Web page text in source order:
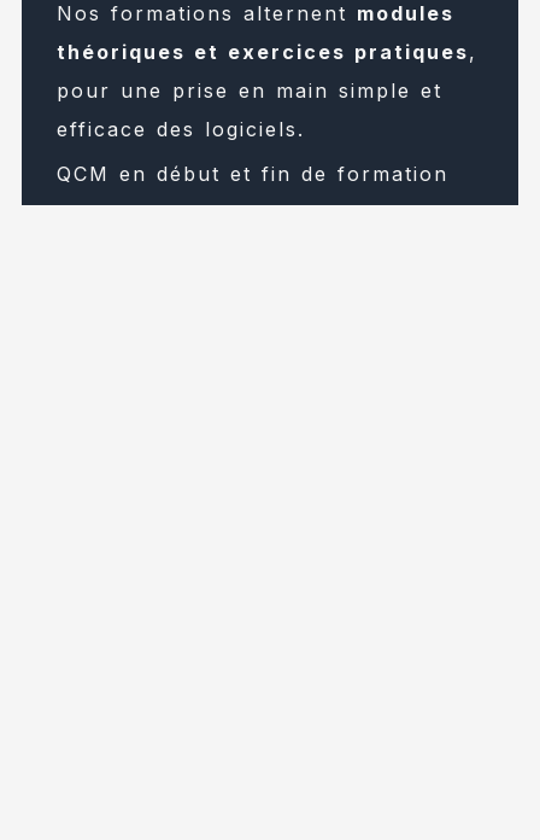
Nos formations alternent modules
théoriques et exercices pratiques,
pour une prise en main simple et
efficace des logiciels.
QCM en début et fin de formation